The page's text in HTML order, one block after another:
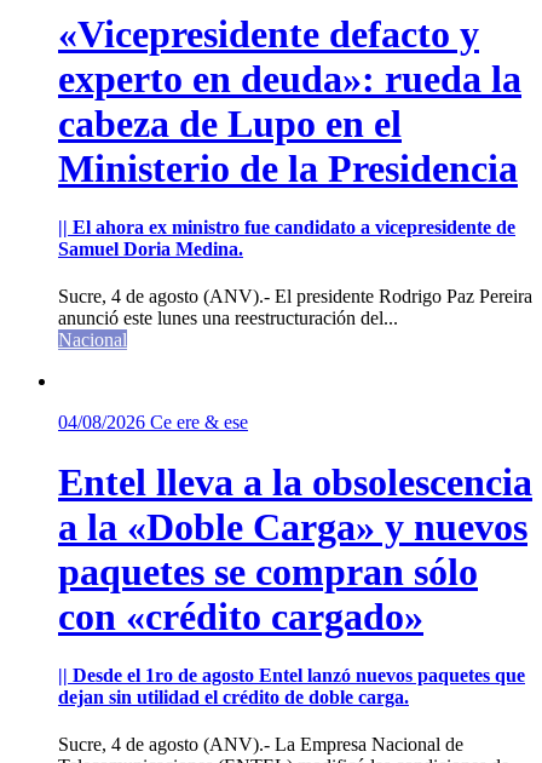
«Vicepresidente defacto y
experto en deuda»: rueda la
cabeza de Lupo en el
Ministerio de la Presidencia
|| El ahora ex ministro fue candidato a vicepresidente de
Samuel Doria Medina.
Sucre, 4 de agosto (ANV).- El presidente Rodrigo Paz Pereira
anunció este lunes una reestructuración del...
Nacional
04/08/2026 Ce ere & ese
Entel lleva a la obsolescencia
a la «Doble Carga» y nuevos
paquetes se compran sólo
con «crédito cargado»
|| Desde el 1ro de agosto Entel lanzó nuevos paquetes que
dejan sin utilidad el crédito de doble carga.
Sucre, 4 de agosto (ANV).- La Empresa Nacional de